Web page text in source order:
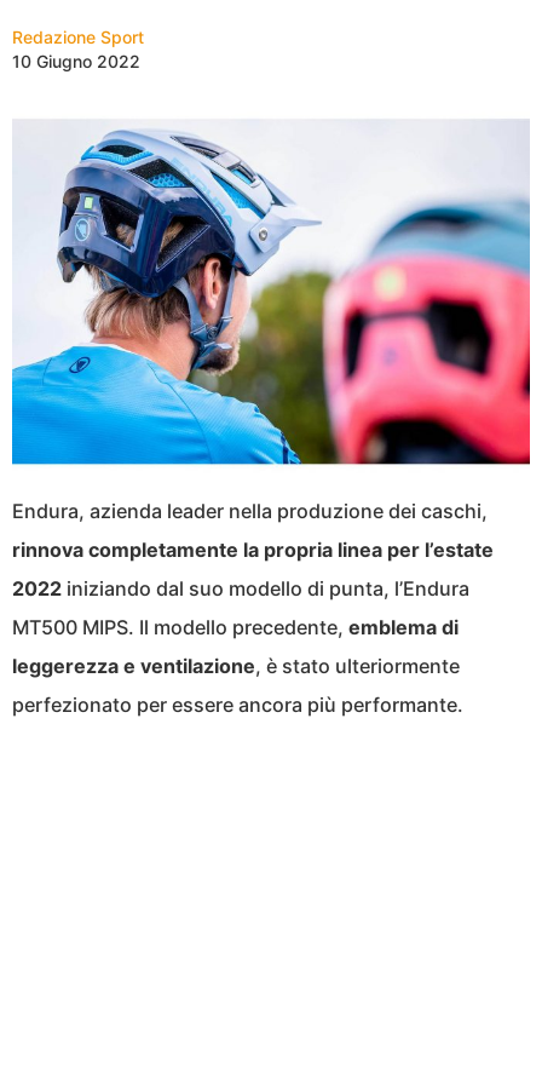
Redazione Sport
10 Giugno 2022
Endura, azienda leader nella produzione dei caschi,
rinnova completamente la propria linea per l’estate
2022 iniziando dal suo modello di punta, l’Endura
MT500 MIPS. Il modello precedente, emblema di
leggerezza e ventilazione, è stato ulteriormente
perfezionato per essere ancora più performante.